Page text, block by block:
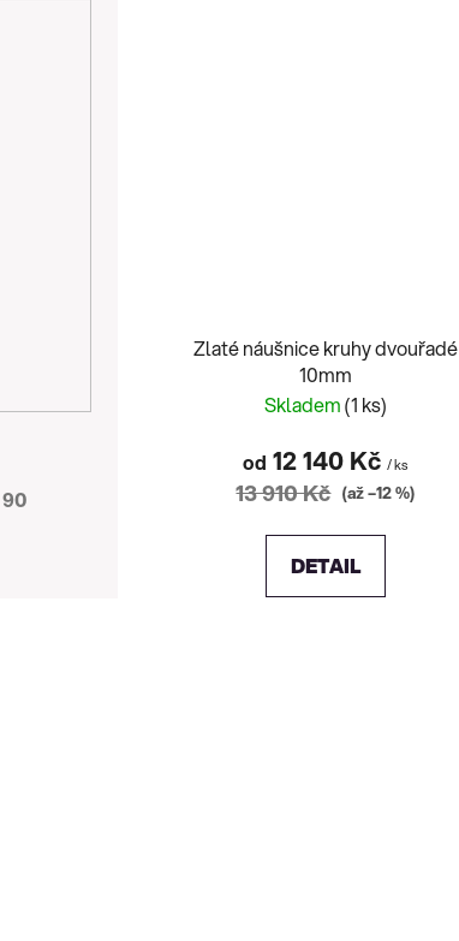
90
Zlaté náušnice kruhy dvouřadé
10mm
Skladem(1 ks)
od 12 140 Kč/ ks
13 910 Kč (až –12 %)
DETAIL